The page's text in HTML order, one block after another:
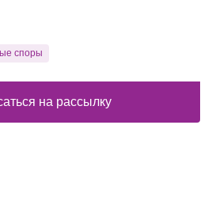
Türkçe
споры
на рассылку